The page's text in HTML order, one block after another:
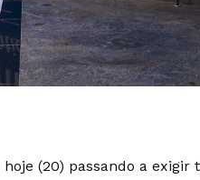
hoje (20) passando a exigir